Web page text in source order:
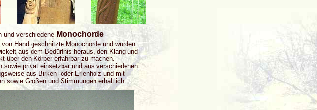
und verschiedene Monochorde
von Hand geschnitzte Monochorde und wurden
aus dem Bedürfnis heraus, den Klang und
über den Körper erfahrbar zu machen.
sowie privat einsetzbar und aus verschiedenen
aus Birken- oder Erlenholz und mit
sowie Größen und Stimmungen erhältlich.